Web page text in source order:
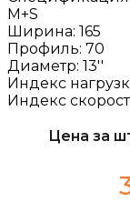
M+S
Ширина: 165
Профиль: 70
Диаметр: 13''
Индекс
Индекс
Цена за